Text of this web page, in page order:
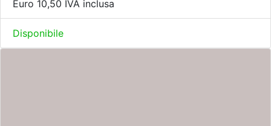
Euro 10,50 IVA inclusa
Disponibile